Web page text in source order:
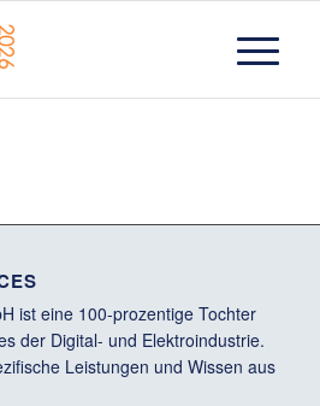
ist eine 100-prozentige Tochter
der Digital- und Elektroindustrie.
Leistungen und Wissen aus